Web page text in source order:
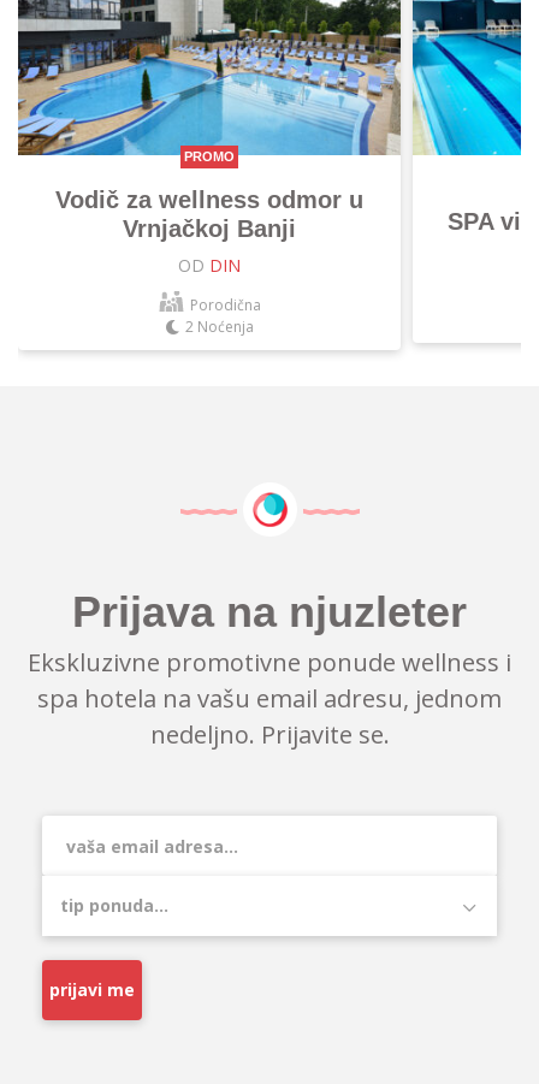
PROMO
Vodič za wellness odmor u
Vrnjačkoj Banji
OD DIN
Porodična
2 Noćenja
SPA
Prijava na njuzleter
Ekskluzivne promotivne ponude wellness i
spa hotela na vašu email adresu, jednom
nedeljno. Prijavite se.
prijavi me